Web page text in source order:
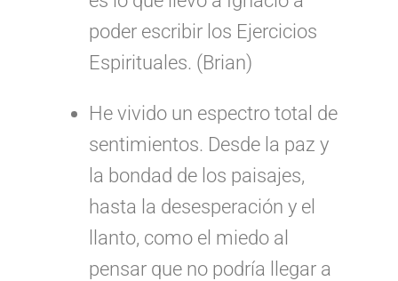
poder escribir los Ejercicios
Espirituales. (Brian)
He vivido un espectro total de
sentimientos. Desde la paz y
la bondad de los paisajes,
hasta la desesperación y el
llanto, como el miedo al
pensar que no podría llegar a